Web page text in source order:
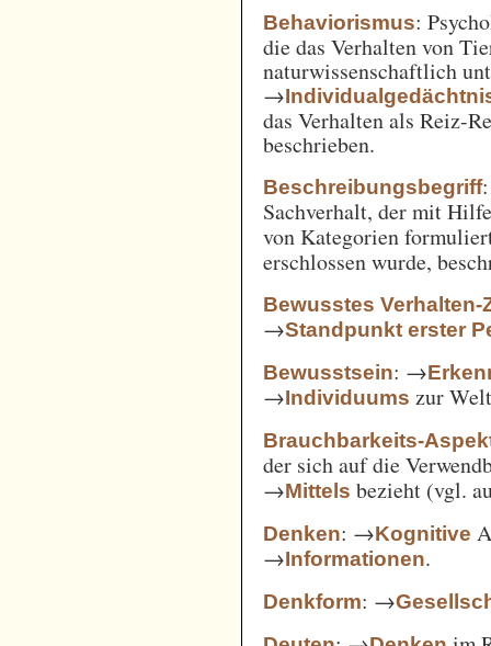
Behaviorismus:
die das Verhalten von
naturwissenschaftlich
→
das Verhalten als Reiz-
beschrieben.
Beschreibungsbegriff
Sachverhalt, der mit
von Kategorien
erschlossen wurde,
Bewusstes Verhalten-
→Standpunkt erster
Bewusstsein: →
→Individuums zur
Brauchbarkeits-
der sich auf die
→Mittels bezieht (vgl.
Denken: →Kognitive
→Informationen.
Denkform: →